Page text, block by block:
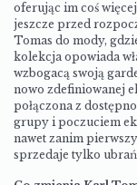
oferując im coś
jeszcze przed
Tomas do mody,
kolekcja opowiada
wzbogacą swoją
nowo zdefiniowanej
połączona z
grupy i poczuciem
nawet zanim
sprzedaje tylko